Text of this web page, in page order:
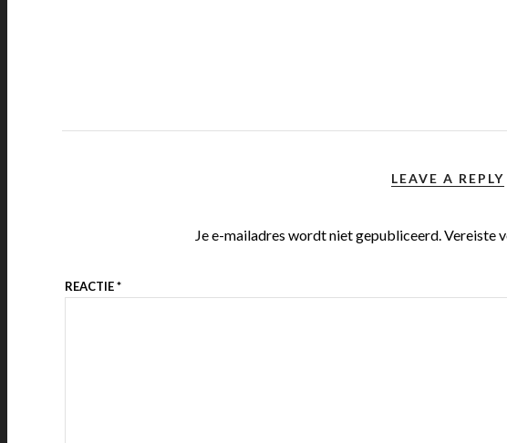
LEAVE A REPLY
Je e-mailadres wordt niet gepubliceerd.Vereiste
REACTIE*